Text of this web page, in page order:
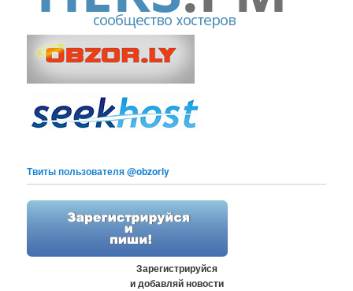
Твиты пользователя @obzorly
Зарегистрируйся
и добавляй новости